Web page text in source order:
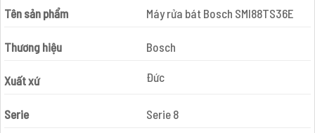
Tên sản phẩm Máy rửa bát Bosch SMI88TS36E
Thương hiệu Bosch
Xuất xứ Đức
Serie Serie 8